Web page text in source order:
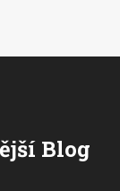
Blog